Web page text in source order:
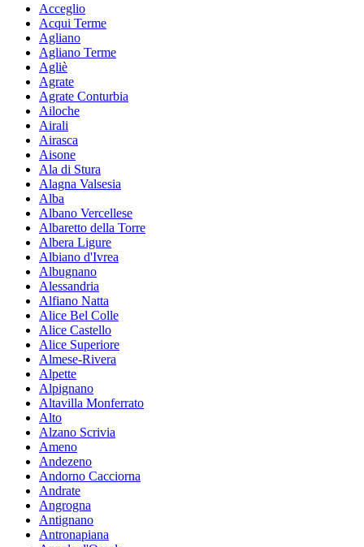
Acceglio
Acqui Terme
Agliano
Agliano Terme
Agliè
Agrate
Agrate Conturbia
Ailoche
Airali
Airasca
Aisone
Ala di Stura
Alagna Valsesia
Alba
Albano Vercellese
Albaretto della Torre
Albera Ligure
Albiano d'Ivrea
Albugnano
Alessandria
Alfiano Natta
Alice Bel Colle
Alice Castello
Alice Superiore
Almese-Rivera
Alpette
Alpignano
Altavilla Monferrato
Alto
Alzano Scrivia
Ameno
Andezeno
Andorno Cacciorna
Andrate
Angrogna
Antignano
Antronapiana